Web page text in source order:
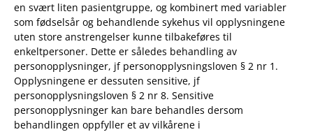
en svært liten pasientgruppe, og kombinert med variabler
som fødselsår og behandlende sykehus vil opplysningene
uten store anstrengelser kunne tilbakeføres til
enkeltpersoner. Dette er således behandling av
personopplysninger, jf personopplysningsloven § 2 nr 1.
Opplysningene er dessuten sensitive, jf
personopplysningsloven § 2 nr 8. Sensitive
personopplysninger kan bare behandles dersom
behandlingen oppfyller et av vilkårene i